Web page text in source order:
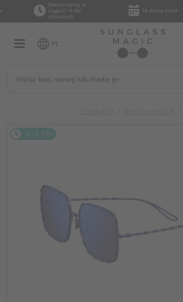
Dostarczymy w
ciągu 2–4 dni
roboczych
14 dni na zwrot
PL
2-4 DNI